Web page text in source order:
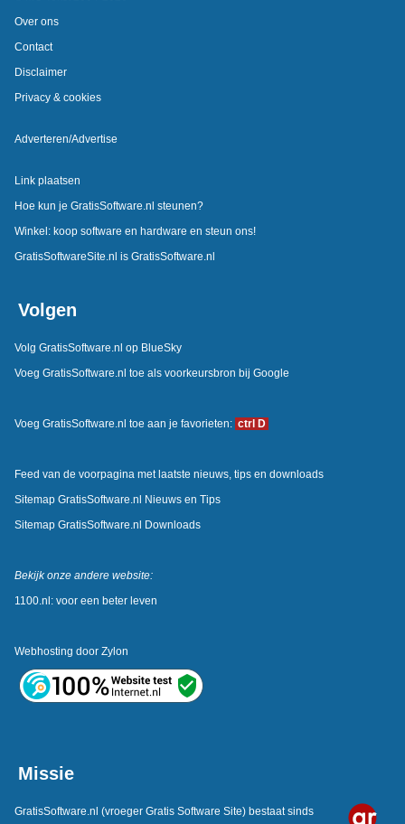
Over ons
Contact
Disclaimer
Privacy & cookies
Adverteren/Advertise
Link plaatsen
Hoe kun je GratisSoftware.nl steunen?
Winkel: koop software en hardware en steun ons!
GratisSoftwareSite.nl is GratisSoftware.nl
Volgen
Volg GratisSoftware.nl op BlueSky
Voeg GratisSoftware.nl toe als voorkeursbron bij Google
Voeg GratisSoftware.nl toe aan je favorieten: ctrl D
Feed van de voorpagina met laatste nieuws, tips en downloads
Sitemap GratisSoftware.nl Nieuws en Tips
Sitemap GratisSoftware.nl Downloads
Bekijk onze andere website:
1100.nl: voor een beter leven
Webhosting door Zylon
Missie
GratisSoftware.nl (vroeger Gratis Software Site) bestaat sinds